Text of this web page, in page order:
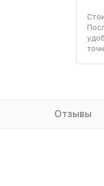
Отзывы